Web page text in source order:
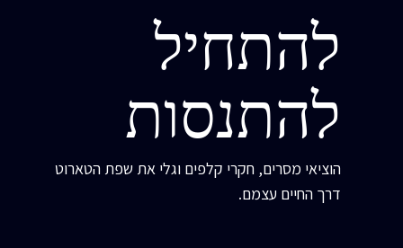
להתחיל
להתנסות
הוציאי מסרים, חקרי קלפים וגלי את שפת הטארוט
דרך החיים עצמם.